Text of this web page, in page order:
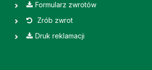
Formularz zwrotów
Zrób zwrot
Druk reklamacji